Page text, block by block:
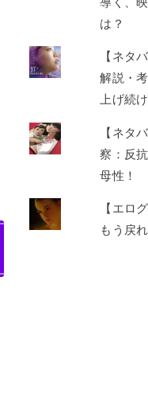
は？
【ネタ
解説・
上げ続
【ネタ
察：反
母性！
【エロ
もう戻